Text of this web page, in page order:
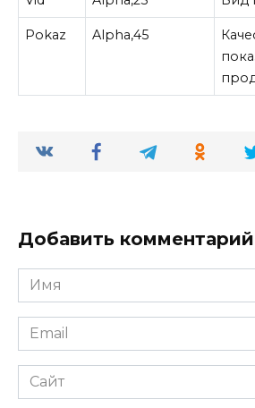
Pokaz Alpha,45
Добавить комментарий
Имя
*
Email
*
Сайт